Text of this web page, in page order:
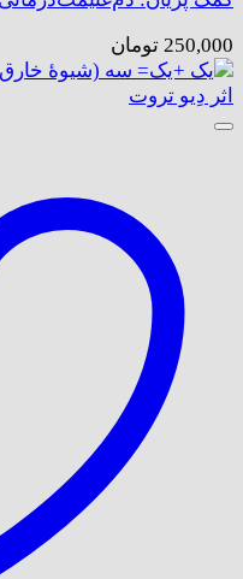
250,000 تومان